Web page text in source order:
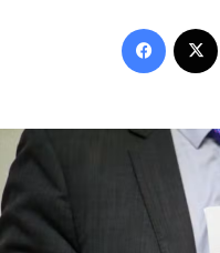
Facebook